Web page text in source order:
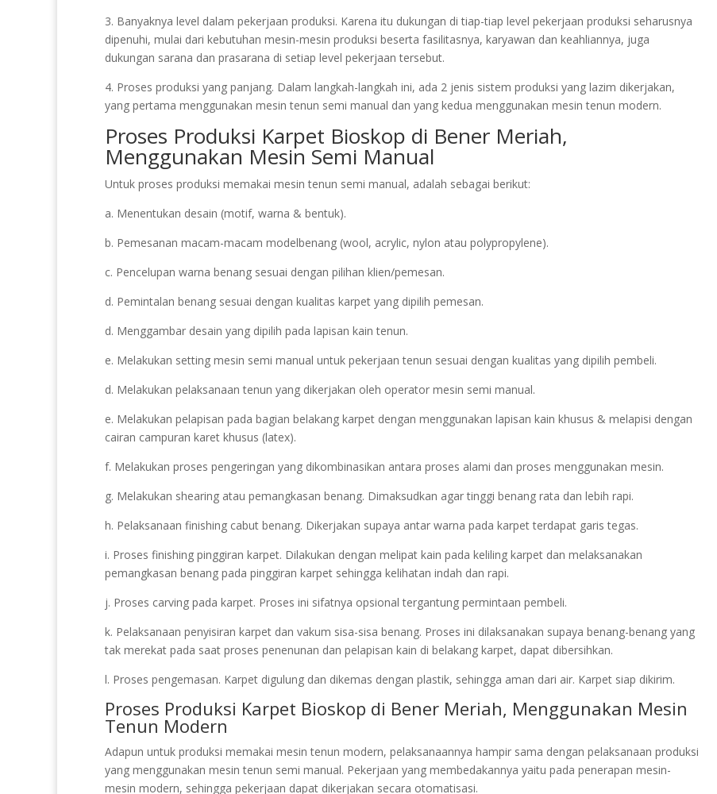
3. Banyaknya level dalam pekerjaan produksi. Karena itu dukungan di tiap-tiap level pekerjaan produksi seharusnya
dipenuhi, mulai dari kebutuhan mesin-mesin produksi beserta fasilitasnya, karyawan dan keahliannya, juga
dukungan sarana dan prasarana di setiap level pekerjaan tersebut.
4. Proses produksi yang panjang. Dalam langkah-langkah ini, ada 2 jenis sistem produksi yang lazim dikerjakan,
yang pertama menggunakan mesin tenun semi manual dan yang kedua menggunakan mesin tenun modern.
Proses Produksi Karpet Bioskop di Bener Meriah,
Menggunakan Mesin Semi Manual
Untuk proses produksi memakai mesin tenun semi manual, adalah sebagai berikut:
a. Menentukan desain (motif, warna & bentuk).
b. Pemesanan macam-macam modelbenang (wool, acrylic, nylon atau polypropylene).
c. Pencelupan warna benang sesuai dengan pilihan klien/pemesan.
d. Pemintalan benang sesuai dengan kualitas karpet yang dipilih pemesan.
d. Menggambar desain yang dipilih pada lapisan kain tenun.
e. Melakukan setting mesin semi manual untuk pekerjaan tenun sesuai dengan kualitas yang dipilih pembeli.
d. Melakukan pelaksanaan tenun yang dikerjakan oleh operator mesin semi manual.
e. Melakukan pelapisan pada bagian belakang karpet dengan menggunakan lapisan kain khusus & melapisi dengan
cairan campuran karet khusus (latex).
f. Melakukan proses pengeringan yang dikombinasikan antara proses alami dan proses menggunakan mesin.
g. Melakukan shearing atau pemangkasan benang. Dimaksudkan agar tinggi benang rata dan lebih rapi.
h. Pelaksanaan finishing cabut benang. Dikerjakan supaya antar warna pada karpet terdapat garis tegas.
i. Proses finishing pinggiran karpet. Dilakukan dengan melipat kain pada keliling karpet dan melaksanakan
pemangkasan benang pada pinggiran karpet sehingga kelihatan indah dan rapi.
j. Proses carving pada karpet. Proses ini sifatnya opsional tergantung permintaan pembeli.
k. Pelaksanaan penyisiran karpet dan vakum sisa-sisa benang. Proses ini dilaksanakan supaya benang-benang yang
tak merekat pada saat proses penenunan dan pelapisan kain di belakang karpet, dapat dibersihkan.
l. Proses pengemasan. Karpet digulung dan dikemas dengan plastik, sehingga aman dari air. Karpet siap dikirim.
Proses Produksi Karpet Bioskop di Bener Meriah, Menggunakan Mesin
Tenun Modern
Adapun untuk produksi memakai mesin tenun modern, pelaksanaannya hampir sama dengan pelaksanaan produksi
yang menggunakan mesin tenun semi manual. Pekerjaan yang membedakannya yaitu pada penerapan mesin-
mesin modern, sehingga pekerjaan dapat dikerjakan secara otomatisasi.